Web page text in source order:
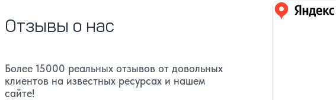
Отзывы о нас
Более 15000 реальных отзывов от довольных
клиентов на известных ресурсах и нашем
сайте!
Яндекс карты